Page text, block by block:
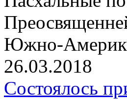
Южно-
26.03.2018
Состоялось